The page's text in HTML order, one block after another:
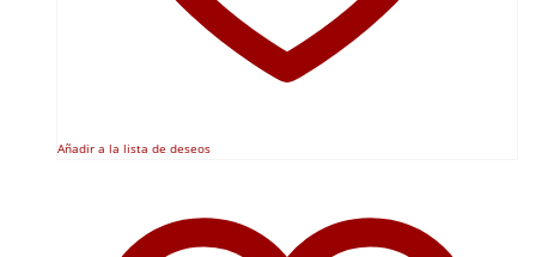
Añadir a la lista de deseos